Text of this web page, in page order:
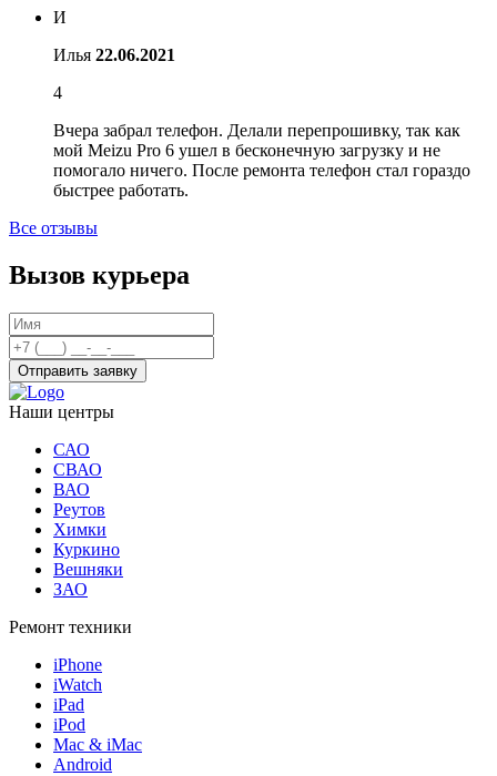
И
Илья 22.06.2021
4
Вчера забрал телефон. Делали перепрошивку, так как
мой Meizu Pro 6 ушел в бесконечную загрузку и не
помогало ничего. После ремонта телефон стал гораздо
быстрее работать.
Все отзывы
Вызов курьера
Отправить заявку
Наши центры
САО
СВАО
ВАО
Реутов
Химки
Куркино
Вешняки
ЗАО
Ремонт техники
iPhone
iWatch
iPad
iPod
Mac & iMac
Android